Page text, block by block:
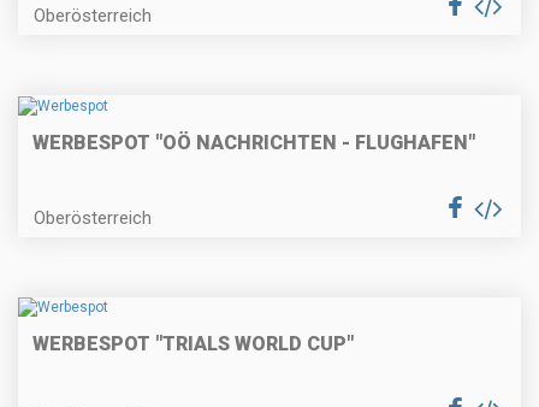
Oberösterreich
WERBESPOT "OÖ NACHRICHTEN - FLUGHAFEN"
Oberösterreich
WERBESPOT "TRIALS WORLD CUP"